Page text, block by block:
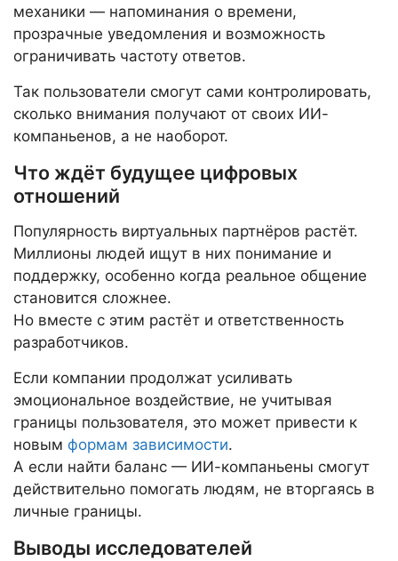
механики — напоминания о времени,
прозрачные уведомления и возможность
ограничивать частоту ответов.
Так пользователи смогут сами контролировать,
сколько внимания получают от своих ИИ-
компаньенов, а не наоборот.
Что ждёт будущее цифровых
отношений
Популярность виртуальных партнёров растёт.
Миллионы людей ищут в них понимание и
поддержку, особенно когда реальное общение
становится сложнее.
Но вместе с этим растёт и ответственность
разработчиков.
Если компании продолжат усиливать
эмоциональное воздействие, не учитывая
границы пользователя, это может привести к
новым формам зависимости.
А если найти баланс — ИИ-компаньены смогут
действительно помогать людям, не вторгаясь в
личные границы.
Выводы исследователей